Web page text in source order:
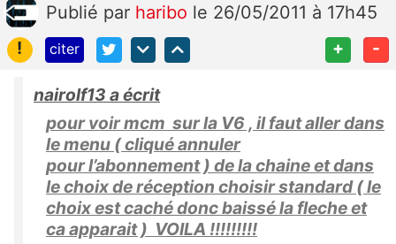
Publié par haribo le 26/05/2011 à 17h45
!
citer + -
nairolf13 a écrit
pour voir mcm sur la V6 , il faut aller dans
le menu ( cliqué annuler
pour l’abonnement ) de la chaine et dans
le choix de réception choisir standard ( le
choix est caché donc baissé la fleche et
ca apparait ) VOILA !!!!!!!!!